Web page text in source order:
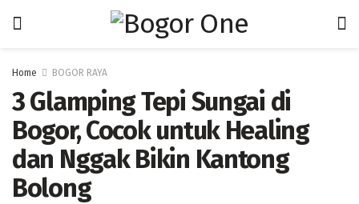
Home BOGOR RAYA
3 Glamping Tepi Sungai di
Bogor, Cocok untuk Healing
dan Nggak Bikin Kantong
Bolong